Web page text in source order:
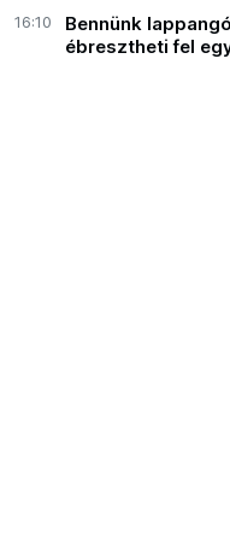
16:10
Bennünk
ébresztheti fel